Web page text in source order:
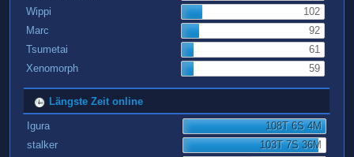
Wippi
102
Marc
92
Tsumetai
61
Xenomorph
59
Längste Zeit online
Igura
108T 6S 4M
stalker
103T 7S 36M